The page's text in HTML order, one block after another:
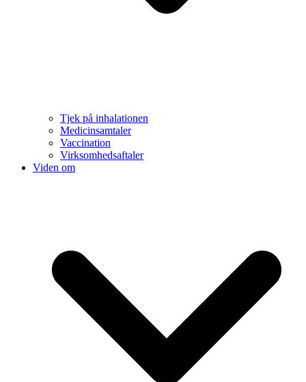
Tjek på inhalationen
Medicinsamtaler
Vaccination
Virksomhedsaftaler
Viden om